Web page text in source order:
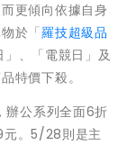
更傾向依據自身
於「羅技超級品
、「電競日」及
特價下殺。
辦公系列全面6折
元。5/28則是主